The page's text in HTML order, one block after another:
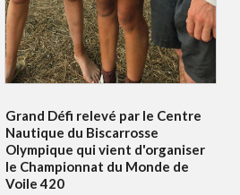
Grand Défi relevé par le Centre
Nautique du Biscarrosse
Olympique qui vient d'organiser
le Championnat du Monde de
Voile 420